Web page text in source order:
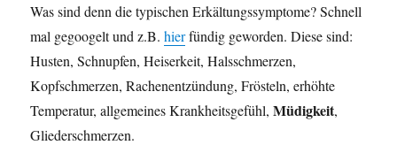
Was sind denn die typischen Erkältungssymptome? Schnell
mal gegoogelt und z.B.hierfündig geworden. Diese sind:
Husten, Schnupfen, Heiserkeit, Halsschmerzen,
Kopfschmerzen, Rachenentzündung, Frösteln, erhöhte
Temperatur, allgemeines Krankheitsgefühl,Müdigkeit,
Gliederschmerzen.